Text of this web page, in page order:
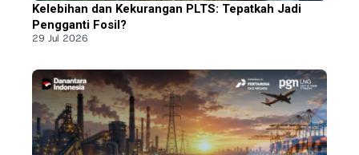
Kelebihan dan Kekurangan PLTS: Tepatkah Jadi
Pengganti Fosil?
29 Jul 2026